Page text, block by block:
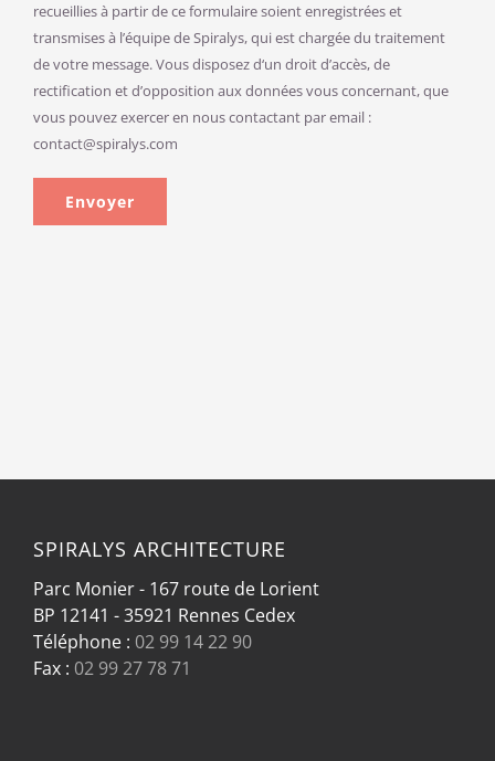
recueillies à partir de ce formulaire soient enregistrées et
transmises à l’équipe de Spiralys, qui est chargée du traitement
de votre message. Vous disposez d‘un droit d’accès, de
rectification et d’opposition aux données vous concernant, que
vous pouvez exercer en nous contactant par email :
contact@spiralys.com
SPIRALYS ARCHITECTURE
Parc Monier - 167 route de Lorient
BP 12141 - 35921 Rennes Cedex
Téléphone : 02 99 14 22 90
Fax : 02 99 27 78 71